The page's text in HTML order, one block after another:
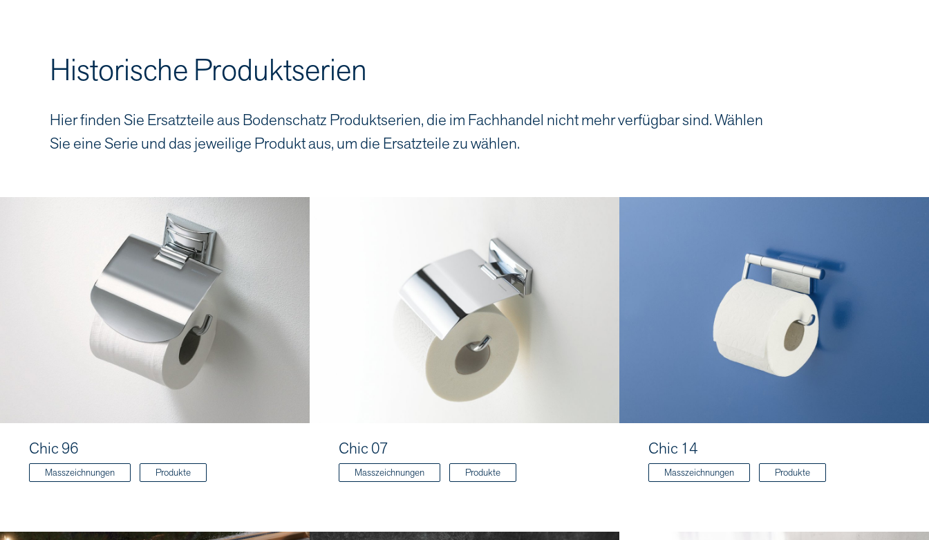
Historische Produktserien
Hier finden Sie Ersatzteile aus Bodenschatz Produktserien, die im Fachhandel nicht mehr verfügbar sind. Wählen
Sie eine Serie und das jeweilige Produkt aus, um die Ersatzteile zu wählen.
Chic 96
Masszeichnungen Produkte
Chic 07
Masszeichnungen Produkte
Chic 14
Masszeichnungen Produkte